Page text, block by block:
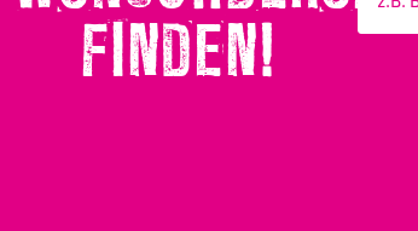
FINDEN!